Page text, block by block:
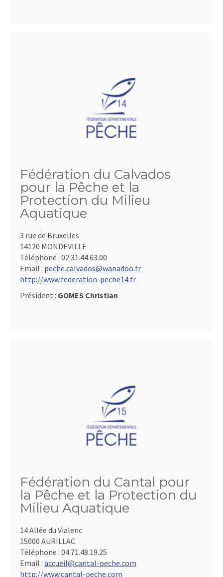
Fédération du Calvados
pour la Pêche et la
Protection du Milieu
Aquatique
3 rue de Bruxelles
14120 MONDEVILLE
Téléphone : 02.31.44.63.00
Email : peche.calvados@wanadoo.fr
http://www.federation-peche14.fr
Président : GOMES Christian
Fédération du Cantal pour
la Pêche et la Protection du
Milieu Aquatique
14 Allée du Vialenc
15000 AURILLAC
Téléphone : 04.71.48.19.25
Email : accueil@cantal-peche.com
http://www.cantal-peche.com